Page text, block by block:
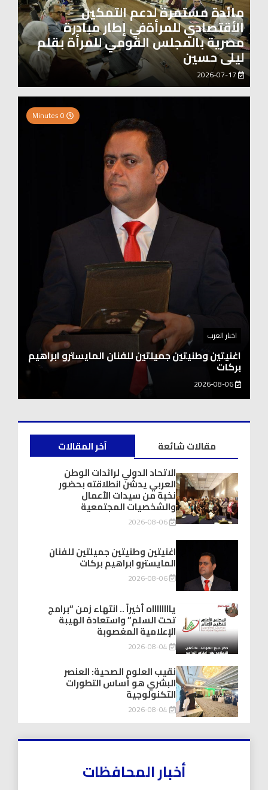
مائدة مستمرة لدعم التمكين
الأقتصادي للمرأةفي إطار مبادرة
مصرية بالمجلس القومي للمرأة بقلم
ليلى حسين
2026-07-17
اخبار العرب
اغنيتين وطنيتين جميلتين للفنان المايسترو ابراهيم
بركات
2026-08-06
آخر المقالات
مقالات شائعة
الاتحاد الدولي لرائدات الوطن
العربي يدشّن انطلاقته بحضور
نخبة من سيدات الأعمال
والشخصيات المجتمعية
2026-08-06
اغنيتين وطنيتين جميلتين للفنان
المايسترو ابراهيم بركات
2026-08-06
يااااااااه أخيراً .. انتهاء زمن “برامج
تحت السلم” واستعادة الهيبة
الإعلامية المغصوبة
2026-08-04
نقيب العلوم الصحية: العنصر
البشري هو أساس التطورات
التكنولوجية
2026-08-04
أخبار المحافظات